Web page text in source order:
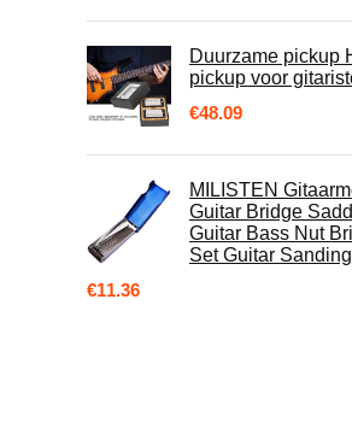
Duurzame pickup
pickup voor
€48.09
MILISTEN
Guitar Bridge
Guitar Bass Nut
Set Guitar
€11.36